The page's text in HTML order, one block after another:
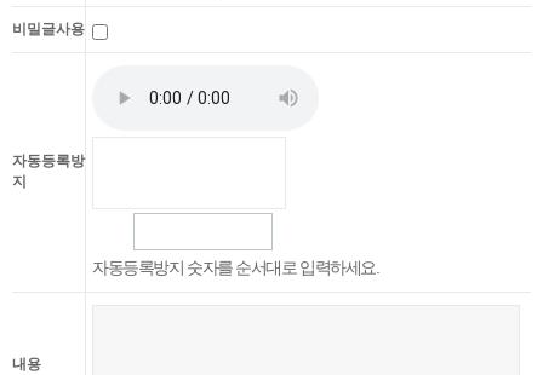
비밀글사용
자동등록방
지
자동등록방지 숫자를 순서대로 입력하세요.
내용